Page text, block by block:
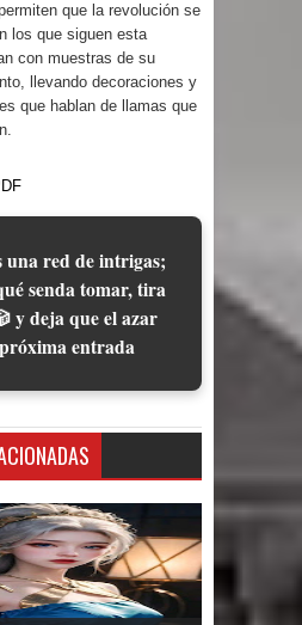
que la revolución se
los que siguen esta
con muestras de su
llevando decoraciones y
que hablan de llamas que
una red de intrigas;
senda tomar, tira
y deja que el azar
entrada